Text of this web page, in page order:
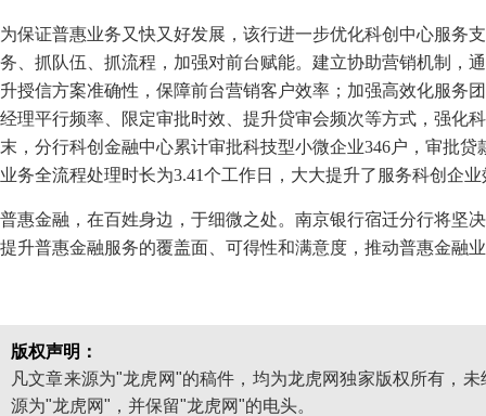
为保证普惠业务又快又好发展，该行进一步优化科创中心服务
务、抓队伍、抓流程，加强对前台赋能。建立协助营销机制，
升授信方案准确性，保障前台营销客户效率；加强高效化服务
经理平行频率、限定审批时效、提升贷审会频次等方式，强化
末，分行科创金融中心累计审批科技型小微企业346户，审批
业务全流程处理时长为3.41个工作日，大大提升了服务科创企业
普惠金融，在百姓身边，于细微之处。南京银行宿迁分行将坚
提升普惠金融服务的覆盖面、可得性和满意度，推动普惠金融
版权声明：
凡文章来源为"龙虎网"的稿件，均为龙虎网独家版权所有，
源为"龙虎网"，并保留"龙虎网"的电头。